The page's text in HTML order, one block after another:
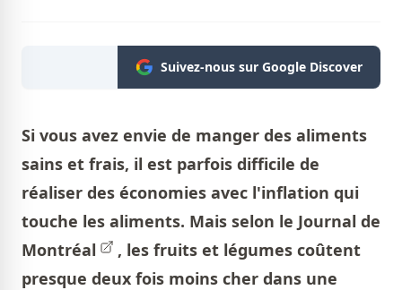
Suivez-nous sur Google Discover
Si vous avez envie de manger des aliments
sains et frais, il est parfois difficile de
réaliser des économies avec l'inflation qui
touche les aliments. Mais selon le Journal de
Montréal
, les fruits et légumes coûtent
presque deux fois moins cher dans une